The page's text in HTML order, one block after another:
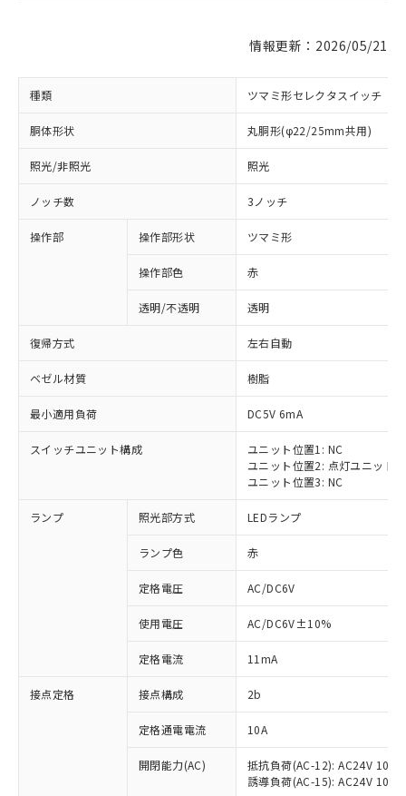
情報更新：2026/05/21
種類 ツマミ形セレクタスイッチ
胴体形状 丸胴形(φ22/25mm共用)
照光/非照光 照光
ノッチ数 3ノッチ
操作部 操作部形状 ツマミ形
操作部色 赤
透明/不透明 透明
復帰方式 左右自動
ベゼル材質 樹脂
最小適用負荷 DC5V 6mA
スイッチユニット構成
ユニット位置1: NC
ユニット位置2: 点灯ユニット
ユニット位置3: NC
ランプ 照光部方式 LEDランプ
ランプ色 赤
定格電圧 AC/DC6V
使用電圧 AC/DC6V±10%
定格電流 11mA
接点定格 接点構成 2b
定格通電電流 10A
開閉能力(AC)
抵抗負荷(AC-12): AC24V 10A/
誘導負荷(AC-15): AC24V
ご利用条件
以下の条件をお読みいただき、同意のうえ
ご利用ください。
本サービスは、当社制御機器事業取扱
商品の当社在庫状況および標準価格
(税抜)を提供させていただくもので
当社制御機器事業取扱商品の中には、
対応済み：EU RoHS指令（10物質）の
非含有に対応した製品が提供可能な商品で
対応予定：EU RoHS指令（10物質）の非含
有に対応した製品に切り替える予定のある
対応予定なし：EU RoHS指令（10物質）の
非含有に非対応の商品で、対応品を出す予
調査・確認中：EU RoHS指令（10物質）の
非含有の対応状況を調査中または確認中の
非該当品：ライセンス料など無形物で、有
害物質有無と関係のない商品です。
仕入先様の事情により、非含有部品として
「○」：最大均質材料含有率が中国RoHSの
基準値以下であることを示します。
「×」：最大均質材料含有率が中国RoHSの